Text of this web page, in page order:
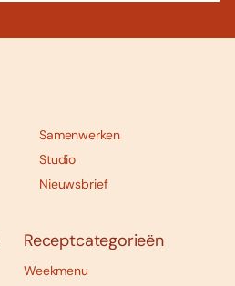
Samenwerken
Studio
Nieuwsbrief
Receptcategorieën
Weekmenu